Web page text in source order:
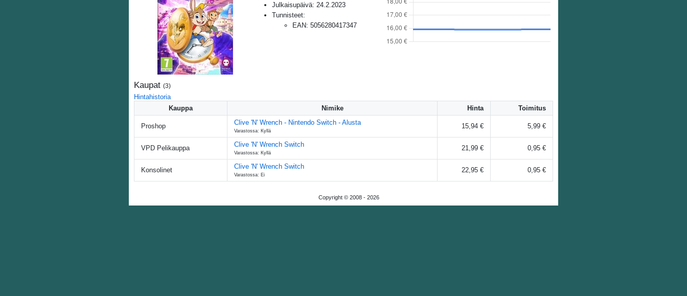
Julkaisupäivä: 24.2.2023
Tunnisteet:
EAN: 5056280417347
Kaupat (3)
Hintahistoria
Kauppa
Nimike Hinta Toimitus
Proshop Clive 'N' Wrench - Nintendo Switch - Alusta
Varastossa: Kyllä
15,94 € 5,99 €
VPD Pelikauppa Clive 'N' Wrench Switch
Varastossa: Kyllä
21,99 € 0,95 €
Konsolinet Clive 'N' Wrench Switch
Varastossa: Ei
22,95 € 0,95 €
Copyright © 2008 - 2026